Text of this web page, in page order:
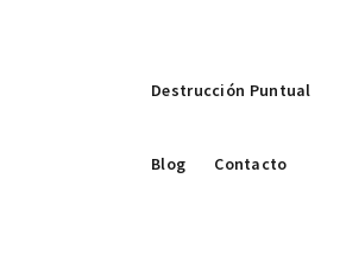
Destrucción Puntual
Blog Contacto